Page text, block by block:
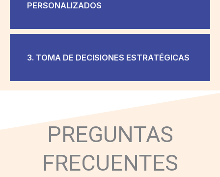
PERSONALIZADOS
3. TOMA DE DECISIONES ESTRATÉGICAS
PREGUNTAS
FRECUENTES